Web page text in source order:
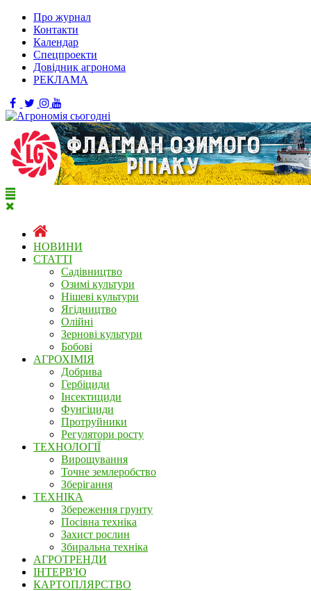
Про журнал
Контакти
Календар
Спецпроекти
Довідник агронома
РЕКЛАМА
НОВИНИ
СТАТТІ
Садівництво
Озимі культури
Нішеві культури
Ягідництво
Олійні
Зернові культури
Бобові
АГРОХІМІЯ
Добрива
Гербіциди
Інсектициди
Фунгіциди
Протруйники
Регулятори росту
ТЕХНОЛОГІЇ
Вирощування
Точне землеробство
Зберігання
ТЕХНІКА
Збереження грунту
Посівна техніка
Захист рослин
Збиральна техніка
АГРОТРЕНДИ
ІНТЕРВ'Ю
КАРТОПЛЯРСТВО